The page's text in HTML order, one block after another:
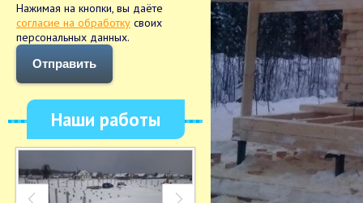
Нажимая на кнопки, вы даёте
согласие на обработку своих
персональных данных.
Отправить
Наши работы